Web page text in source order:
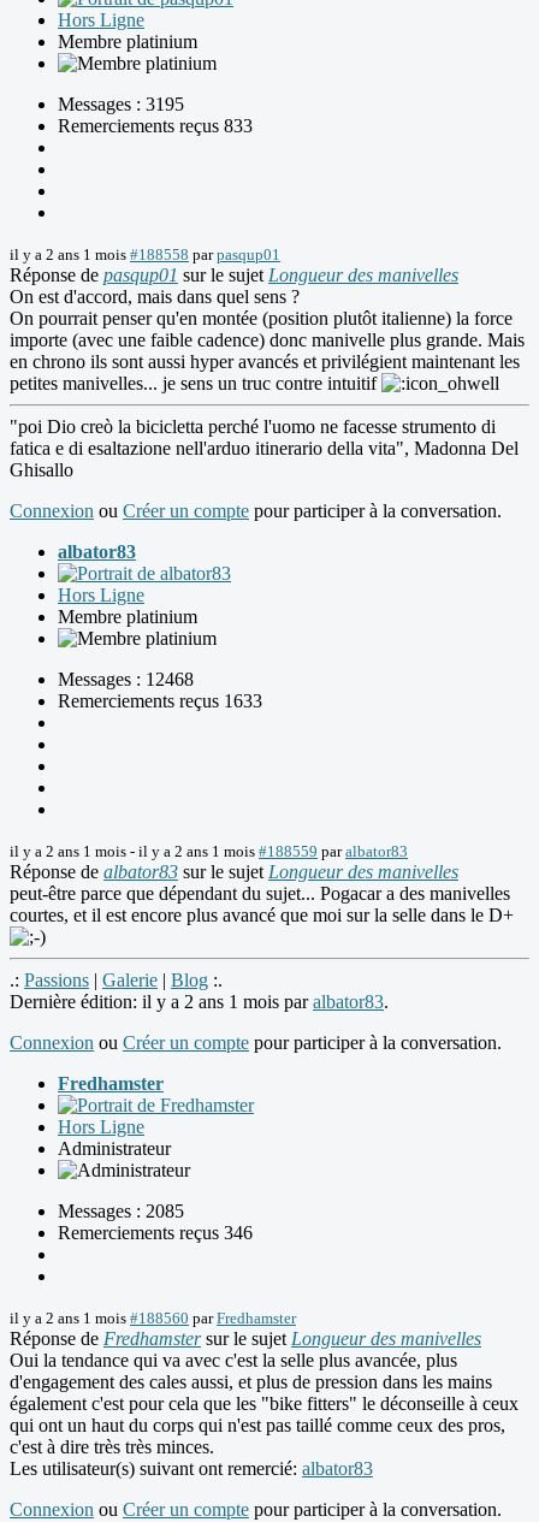
Hors Ligne
Membre platinium
Messages : 3195
Remerciements reçus 833
il y a 2 ans 1 mois #188558 parpasqup01
Réponse de pasqup01 sur le sujet Longueur des manivelles
On est d'accord, mais dans quel sens ?
On pourrait penser qu'en montée (position plutôt italienne) la force
importe (avec une faible cadence) donc manivelle plus grande. Mais
en chrono ils sont aussi hyper avancés et privilégient maintenant les
petites manivelles... je sens un truc contre intuitif
"poi Dio creò la bicicletta perché l'uomo ne facesse strumento di
fatica e di esaltazione nell'arduo itinerario della vita", Madonna Del
Ghisallo
Connexion ou Créer un compte pour participer à la conversation.
albator83
Hors Ligne
Membre platinium
Messages : 12468
Remerciements reçus 1633
il y a 2 ans 1 mois - il y a 2 ans 1 mois #188559 paralbator83
Réponse de albator83 sur le sujet Longueur des manivelles
peut-être parce que dépendant du sujet... Pogacar a des manivelles
courtes, et il est encore plus avancé que moi sur la selle dans le D+
.: Passions | Galerie | Blog :.
Dernière édition: il y a 2 ans 1 mois paralbator83.
Connexion ou Créer un compte pour participer à la conversation.
Fredhamster
Hors Ligne
Administrateur
Messages : 2085
Remerciements reçus 346
il y a 2 ans 1 mois #188560 parFredhamster
Réponse de Fredhamstersur le sujet Longueur des manivelles
Oui la tendance qui va avec c'est la selle plus avancée, plus
d'engagement des cales aussi, et plus de pression dans les mains
également c'est pour cela que les "bike fitters" le déconseille à ceux
qui ont un haut du corps qui n'est pas taillé comme ceux des pros,
c'est à dire très très minces.
Les utilisateur(s) suivant ont remercié: albator83
Connexion ou Créer un compte pour participer à la conversation.